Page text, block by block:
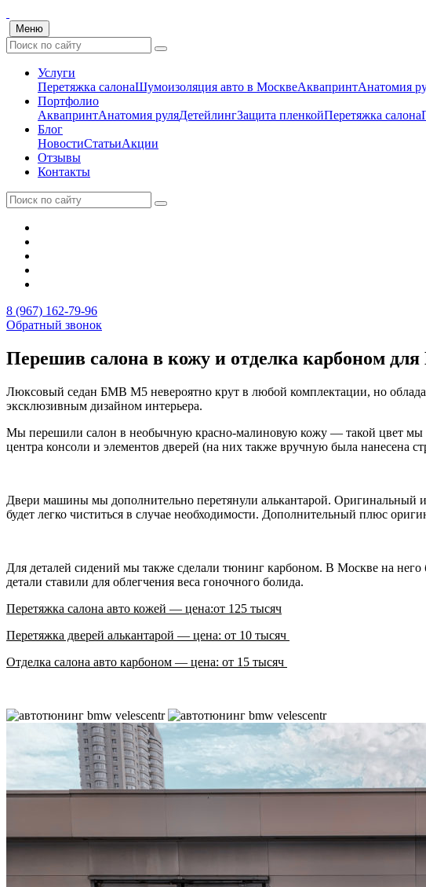
Меню
Услуги
Перетяжка салонаШумоизоляция авто в МосквеАквапринтАнатомия
Портфолио
АквапринтАнатомия руляДетейлингЗащита пленкойПеретяжка салона
Блог
НовостиСтатьиАкции
Отзывы
Контакты
8 (967) 162-79-96
Обратный звонок
Перешив салона в кожу и отделка карбоном
Люксовый седан БМВ М5 невероятно крут в любой комплектации, но
эксклюзивным дизайном интерьера.
Мы перешили салон в необычную красно-малиновую кожу — такой цвет мы
центра консоли и элементов дверей (на них также вручную была нанесена
Двери машины мы дополнительно перетянули алькантарой. Оригинальный
будет легко чиститься в случае необходимости. Дополнительный плюс
Для деталей сидений мы также сделали тюнинг карбоном. В Москве на
детали ставили для облегчения веса гоночного болида.
Перетяжка салона авто кожей — цена:от 125 тысяч
Перетяжка дверей алькантарой — цена: от 10 тысяч
Отделка салона авто карбоном — цена: от 15 тысяч